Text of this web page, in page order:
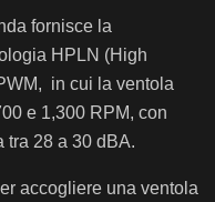
fornisce la
HPLN (High
in cui la ventola
e 1,300 RPM, con
tra 28 a 30 dBA.
accogliere una ventola